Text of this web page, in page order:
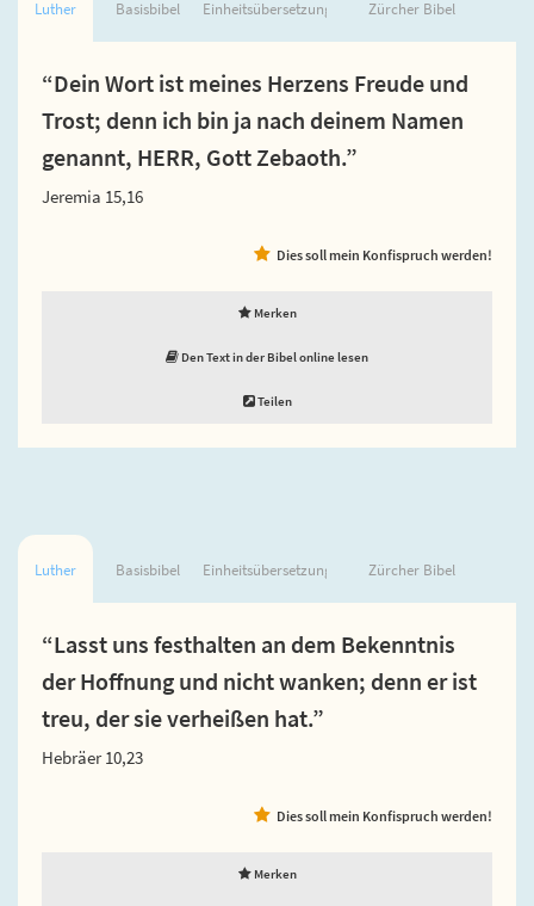
Luther Basisbibel Einheitsübersetzung Zürcher Bibel
“Dein Wort ist meines Herzens Freude und
Trost; denn ich bin ja nach deinem Namen
genannt, HERR, Gott Zebaoth.”
Jeremia 15,16
Dies soll mein Konfispruch werden!
Merken
Den Text in der Bibel online lesen
Teilen
Luther Basisbibel Einheitsübersetzung Zürcher Bibel
“Lasst uns festhalten an dem Bekenntnis
der Hoffnung und nicht wanken; denn er ist
treu, der sie verheißen hat.”
Hebräer 10,23
Dies soll mein Konfispruch werden!
Merken